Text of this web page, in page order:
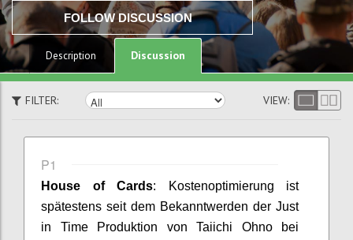
FOLLOW DISCUSSION
Description Discussion
FILTER: VIEW:
P1
House of Cards:
Kostenoptimierung ist
spätestens seit dem Bekanntwerden der Just
in Time Produktion von Taiichi Ohnobei